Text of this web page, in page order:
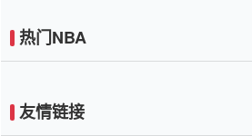
热门NBA
友情链接